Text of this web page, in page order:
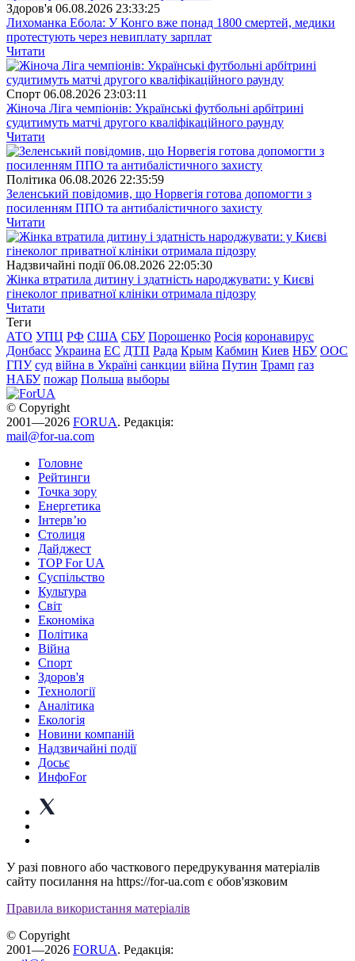
Здоров'я 06.08.2026 23:33:25
Лихоманка Ебола: У Конго вже понад 1800 смертей, медики
протестують через невиплату зарплат
Читати
Спорт 06.08.2026 23:03:11
Жіноча Ліга чемпіонів: Українські футбольні арбітрині
судитимуть матчі другого кваліфікаційного раунду
Читати
Полiтика 06.08.2026 22:35:59
Зеленський повідомив, що Норвегія готова допомогти з
посиленням ППО та антибалістичного захисту
Читати
Надзвичайні події 06.08.2026 22:05:30
Жінка втратила дитину і здатність народжувати: у Києві
гінеколог приватної клініки отримала підозру
Читати
Теги
АТО УПЦ РФ США СБУ Порошенко Росія коронавирус
Донбасс Украина ЕС ДТП Рада Крым Кабмин Киев НБУ ООС
ГПУ суд війна в Україні санкции війна Путин Трамп газ
НАБУ пожар Польша выборы
© Copyright
2001—2026 FORUA. Редакція:
mail@for-ua.com
Головне
Рейтинги
Точка зору
Енергетика
Інтерв’ю
Столиця
Дайджест
TOP For UA
Суспiльство
Культура
Світ
Економіка
Політика
Війна
Спорт
Здоров'я
Технології
Аналітика
Екологія
Новини компаній
Надзвичайні події
Досьє
ИнфоFor
У разі повного або часткового передрукування матеріалів
сайту посилання на https://for-ua.com є обов'язковим
Правила використання матеріалів
© Copyright
2001—2026 FORUA. Редакція: